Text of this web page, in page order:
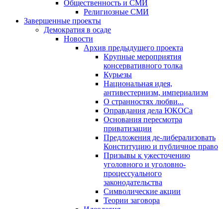
Общественность и СМИ
Религиозные СМИ
Завершенные проекты
Демократия в осаде
Новости
Архив предыдущего проекта
Крупные мероприятия
консервативного толка
Курьезы
Национальная идея,
антивестернизм, империализм
О странностях любви...
Оправдания дела ЮКОСа
Основания пересмотра
приватизации
Предложения де-либерализовать
Конституцию и публичное право
Призывы к ужесточению
уголовного и уголовно-
процессуального
законодательства
Символические акции
Теории заговора